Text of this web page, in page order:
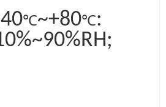
℃~+80℃: